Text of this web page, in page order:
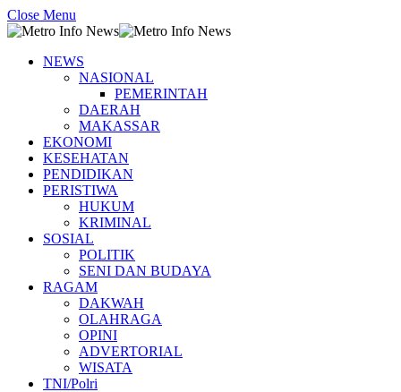
Close Menu
NEWS
NASIONAL
PEMERINTAH
DAERAH
MAKASSAR
EKONOMI
KESEHATAN
PENDIDIKAN
PERISTIWA
HUKUM
KRIMINAL
SOSIAL
POLITIK
SENI DAN BUDAYA
RAGAM
DAKWAH
OLAHRAGA
OPINI
ADVERTORIAL
WISATA
TNI/Polri